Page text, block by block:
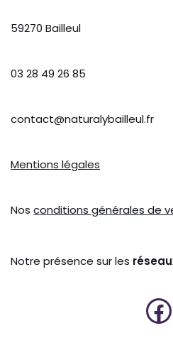
59270 Bailleul
03 28 49 26 85
contact@naturalybailleul.fr
Mentions légales
Nos conditions générales de
Notre présence sur les